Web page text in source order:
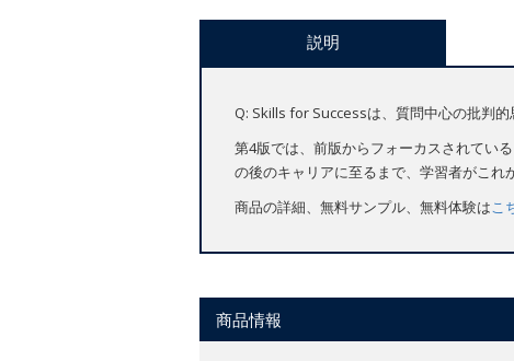
説明
Q: Skills for Successは、質問中心の批判
第4版では、前版からフォーカスされてい
の後のキャリアに至るまで、学習者がこ
商品の詳細、無料サンプル、無料体験はこ
商品情報